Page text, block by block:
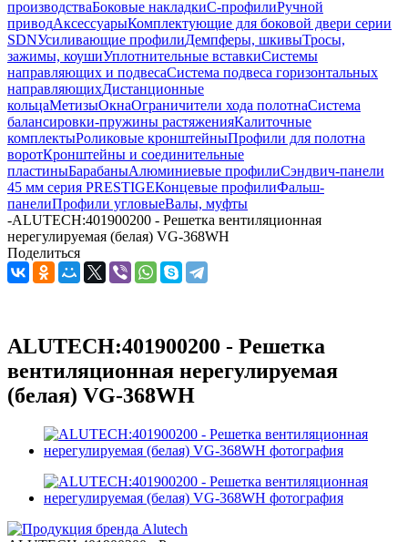
производстваБоковые накладкиС-профилиРучной
приводАксессуарыКомплектующие для боковой двери серии
SDNУсиливающие профилиДемпферы, шкивыТросы,
зажимы, коушиУплотнительные вставкиСистемы
направляющих и подвесаСистема подвеса горизонтальных
направляющихДистанционные
кольцаМетизыОкнаОграничители хода полотнаСистема
балансировки-пружины растяженияКалиточные
комплектыРоликовые кронштейныПрофили для полотна
воротКронштейны и соединительные
пластиныБарабаныАлюминиевые профилиСэндвич-панели
45 мм серия PRESTIGEКонцевые профилиФальш-
панелиПрофили угловыеВалы, муфты
-ALUTECH:401900200 - Решетка вентиляционная
нерегулируемая (белая) VG-368WH
Поделиться
ALUTECH:401900200 - Решетка
вентиляционная нерегулируемая
(белая) VG-368WH